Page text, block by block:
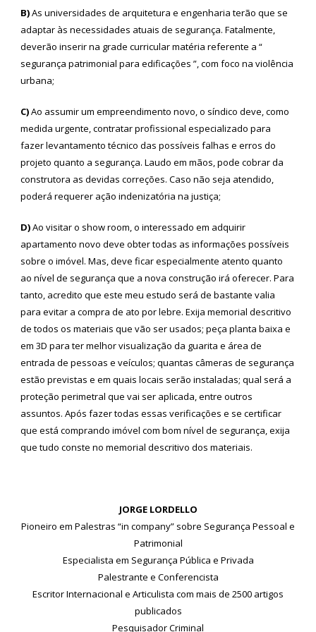
B)As universidades de arquitetura e engenharia terão que se
adaptar às necessidades atuais de segurança. Fatalmente,
deverão inserir na grade curricular matéria referente a “
segurança patrimonial para edificações ”, com foco na violência
urbana;
C)Ao assumir um empreendimento novo, o síndico deve, como
medida urgente, contratar profissional especializado para
fazer levantamento técnico das possíveis falhas e erros do
projeto quanto a segurança. Laudo em mãos, pode cobrar da
construtora as devidas correções. Caso não seja atendido,
poderá requerer ação indenizatória na justiça;
D)Ao visitar o show room, o interessado em adquirir
apartamento novo deve obter todas as informações possíveis
sobre o imóvel. Mas, deve ficar especialmente atento quanto
ao nível de segurança que a nova construção irá oferecer. Para
tanto, acredito que este meu estudo será de bastante valia
para evitar a compra de ato por lebre. Exija memorial descritivo
de todos os materiais que vão ser usados; peça planta baixa e
em 3D para ter melhor visualização da guarita e área de
entrada de pessoas e veículos; quantas câmeras de segurança
estão previstas e em quais locais serão instaladas; qual será a
proteção perimetral que vai ser aplicada, entre outros
assuntos. Após fazer todas essas verificações e se certificar
que está comprando imóvel com bom nível de segurança, exija
que tudo conste no memorial descritivo dos materiais.
JORGE LORDELLO
Pioneiro em Palestras “in company” sobre Segurança Pessoal e
Patrimonial
Especialista em Segurança Pública e Privada
Palestrante e Conferencista
Escritor Internacional e Articulista com mais de 2500 artigos
publicados
Pesquisador Criminal